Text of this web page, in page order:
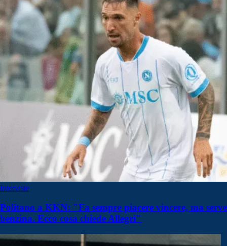
Interviste
Politano a KKN: "Fa sempre piacere vincere, ma serve
benzina. Ecco cosa chiede Allegri"